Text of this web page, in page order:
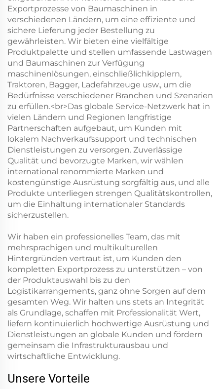
Exportprozesse von Baumaschinen in
verschiedenen Ländern, um eine effiziente und
sichere Lieferung jeder Bestellung zu
gewährleisten. Wir bieten eine vielfältige
Produktpalette und stellen umfassende Lastwagen
und Baumaschinen zur Verfügung
maschinenlösungen, einschließlichkipplern,
Traktoren, Bagger, Ladefahrzeuge usw., um die
Bedürfnisse verschiedener Branchen und Szenarien
zu erfüllen.<br>Das globale Service-Netzwerk hat in
vielen Ländern und Regionen langfristige
Partnerschaften aufgebaut, um Kunden mit
lokalem Nachverkaufssupport und technischen
Dienstleistungen zu versorgen. Zuverlässige
Qualität und bevorzugte Marken, wir wählen
international renommierte Marken und
kostengünstige Ausrüstung sorgfältig aus, und alle
Produkte unterliegen strengen Qualitätskontrollen,
um die Einhaltung internationaler Standards
sicherzustellen.
Wir haben ein professionelles Team, das mit
mehrsprachigen und multikulturellen
Hintergründen vertraut ist, um Kunden den
kompletten Exportprozess zu unterstützen – von
der Produktauswahl bis zu den
Logistikarrangements, ganz ohne Sorgen auf dem
gesamten Weg. Wir halten uns stets an Integrität
als Grundlage, schaffen mit Professionalität Wert,
liefern kontinuierlich hochwertige Ausrüstung und
Dienstleistungen an globale Kunden und fördern
gemeinsam die Infrastrukturausbau und
wirtschaftliche Entwicklung.
Unsere Vorteile